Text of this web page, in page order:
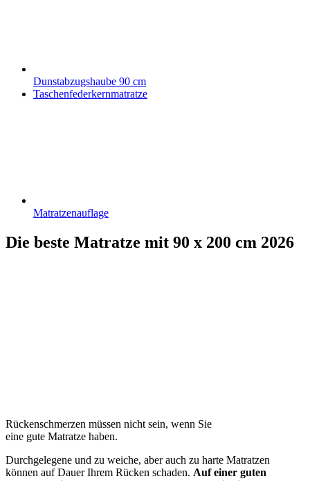
Dunstabzugshaube 90 cm
Taschenfederkernmatratze
Matratzenauflage
Die beste Matratze mit 90 x 200 cm 2026
Rückenschmerzen müssen nicht sein, wenn Sie
eine gute Matratze haben.
Durchgelegene und zu weiche, aber auch zu harte Matratzen
können auf Dauer Ihrem Rücken schaden. Auf einer guten